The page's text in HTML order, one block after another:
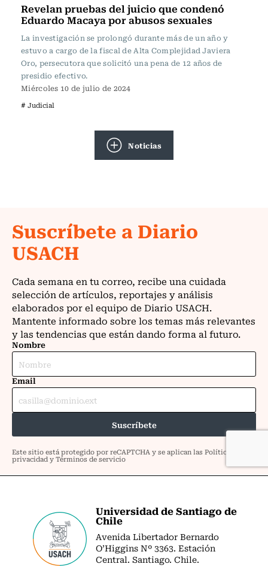
Revelan pruebas del juicio que condenó
Eduardo Macaya por abusos sexuales
La investigación se prolongó durante más de un año y
estuvo a cargo de la fiscal de Alta Complejidad Javiera
Oro, persecutora que solicitó una pena de 12 años de
presidio efectivo.
Miércoles 10 de julio de 2024
# Judicial
Noticias
Universidad de Santiago de
Chile
Avenida Libertador Bernardo
O’Higgins Nº 3363. Estación
Central. Santiago. Chile.